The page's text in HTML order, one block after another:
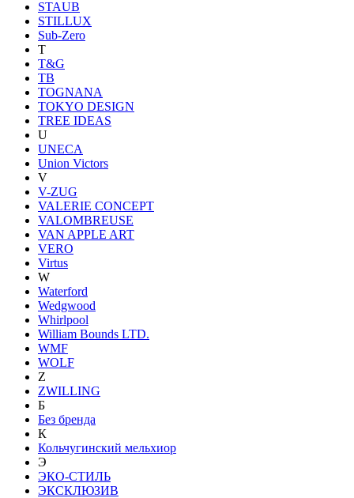
STAUB
STILLUX
Sub-Zero
T
T&G
TB
TOGNANA
TOKYO DESIGN
TREE IDEAS
U
UNECA
Union Victors
V
V-ZUG
VALERIE CONCEPT
VALOMBREUSE
VAN APPLE ART
VERO
Virtus
W
Waterford
Wedgwood
Whirlpool
William Bounds LTD.
WMF
WOLF
Z
ZWILLING
Б
Без бренда
К
Кольчугинский мельхиор
Э
ЭКО-СТИЛЬ
ЭКСКЛЮЗИВ